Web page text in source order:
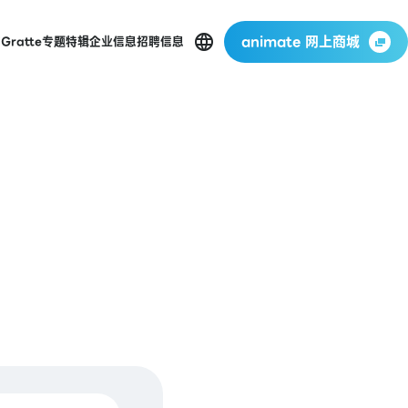
Gratte专题特辑企业信息招聘信息 animate 网上商城